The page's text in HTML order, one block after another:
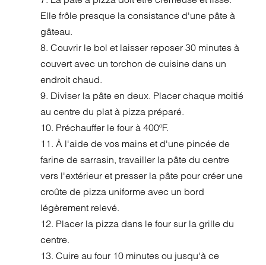
Elle frôle presque la consistance d'une pâte à
gâteau.
8. Couvrir le bol et laisser reposer 30 minutes à
couvert avec un torchon de cuisine dans un
endroit chaud.
9. Diviser la pâte en deux. Placer chaque moitié
au centre du plat à pizza préparé.
10. Préchauffer le four à 400ºF.
11. À l'aide de vos mains et d'une pincée de
farine de sarrasin, travailler la pâte du centre
vers l'extérieur et presser la pâte pour créer une
croûte de pizza uniforme avec un bord
légèrement relevé.
12. Placer la pizza dans le four sur la grille du
centre.
13. Cuire au four 10 minutes ou jusqu'à ce